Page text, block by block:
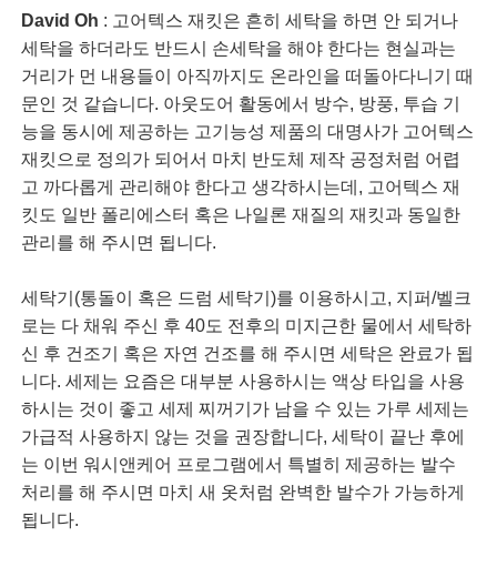
David Oh : 고어텍스 재킷은 흔히 세탁을 하면 안 되거나
세탁을 하더라도 반드시 손세탁을 해야 한다는 현실과는
거리가 먼 내용들이 아직까지도 온라인을 떠돌아다니기 때
문인 것 같습니다. 아웃도어 활동에서 방수, 방풍, 투습 기
능을 동시에 제공하는 고기능성 제품의 대명사가 고어텍스
재킷으로 정의가 되어서 마치 반도체 제작 공정처럼 어렵
고 까다롭게 관리해야 한다고 생각하시는데, 고어텍스 재
킷도 일반 폴리에스터 혹은 나일론 재질의 재킷과 동일한
관리를 해 주시면 됩니다.
세탁기(통돌이 혹은 드럼 세탁기)를 이용하시고, 지퍼/벨크
로는 다 채워 주신 후 40도 전후의 미지근한 물에서 세탁하
신 후 건조기 혹은 자연 건조를 해 주시면 세탁은 완료가 됩
니다. 세제는 요즘은 대부분 사용하시는 액상 타입을 사용
하시는 것이 좋고 세제 찌꺼기가 남을 수 있는 가루 세제는
가급적 사용하지 않는 것을 권장합니다, 세탁이 끝난 후에
는 이번 워시앤케어 프로그램에서 특별히 제공하는 발수
처리를 해 주시면 마치 새 옷처럼 완벽한 발수가 가능하게
됩니다.